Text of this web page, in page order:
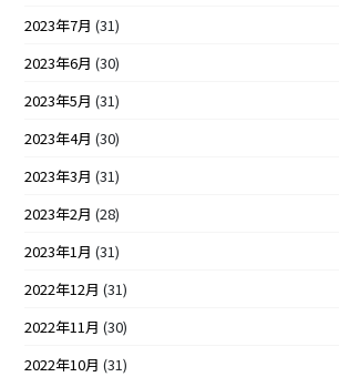
2023年7月 (31)
2023年6月 (30)
2023年5月 (31)
2023年4月 (30)
2023年3月 (31)
2023年2月 (28)
2023年1月 (31)
2022年12月 (31)
2022年11月 (30)
2022年10月 (31)